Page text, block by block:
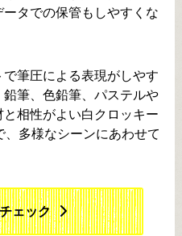
タでの保管もしやすくな
筆圧による表現がしやす
筆、色鉛筆、パステルや
相性がよい白クロッキー
多様なシーンにあわせて
ェック